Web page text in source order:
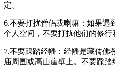
定。
6.不要打扰僧侣或喇嘛：如果遇
个人空间，不要打扰他们的修行
7.不要踩踏经幡：经幡是藏传佛
庙周围或高山崖壁上。不要踩踏